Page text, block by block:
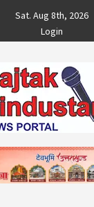
Sat. Aug 8th, 2026
Login